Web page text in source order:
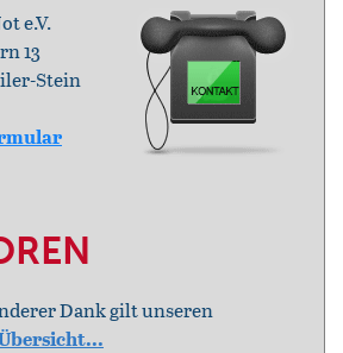
e.V.
13
Stein
Dank gilt unseren